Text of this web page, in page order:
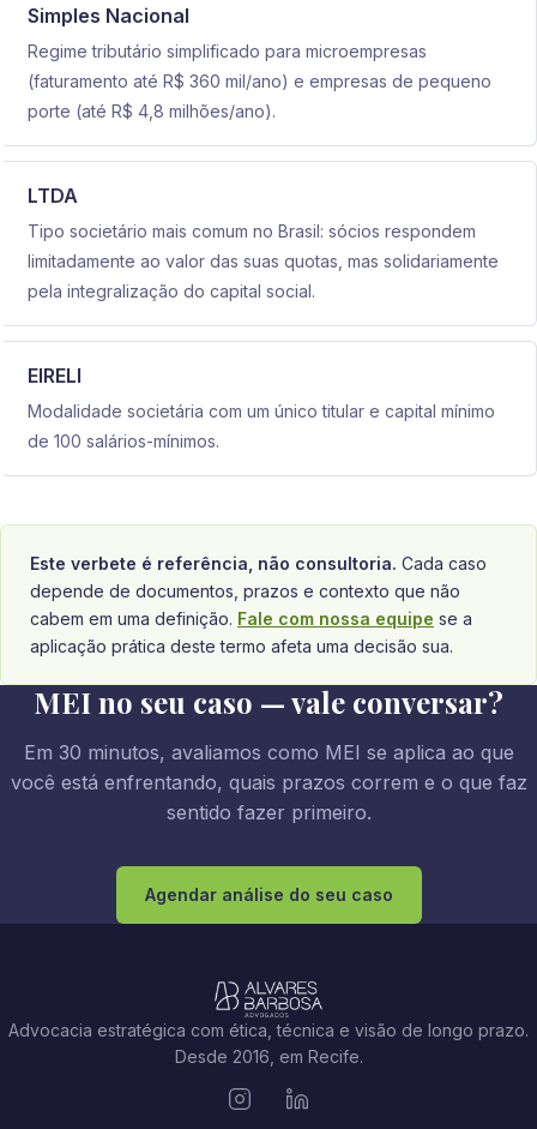
Simples Nacional
Regime tributário simplificado para microempresas
(faturamento até R$ 360 mil/ano) e empresas de pequeno
porte (até R$ 4,8 milhões/ano).
LTDA
Tipo societário mais comum no Brasil: sócios respondem
limitadamente ao valor das suas quotas, mas solidariamente
pela integralização do capital social.
EIRELI
Modalidade societária com um único titular e capital mínimo
de 100 salários-mínimos.
Este verbete é referência, não consultoria. Cada caso
depende de documentos, prazos e contexto que não
cabem em uma definição. Fale com nossa equipe se a
aplicação prática deste termo afeta uma decisão sua.
MEI no seu caso — vale conversar?
Em 30 minutos, avaliamos como MEI se aplica ao que
você está enfrentando, quais prazos correm e o que faz
sentido fazer primeiro.
Agendar análise do seu caso
Advocacia estratégica com ética, técnica e visão de longo prazo.
Desde 2016, em Recife.